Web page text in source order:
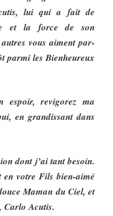
lui qui a fait de
et la force de son
vous aiment par-
parmi les Bienheureux
espoir, revigorez ma
en grandissant dans
dont j’ai tant besoin.
en votre Fils bien-aimé
Maman du Ciel, et
Carlo Acutis.